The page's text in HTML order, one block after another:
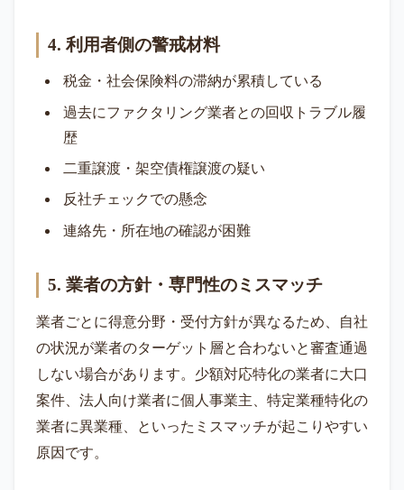
4. 利用者側の警戒材料
税金・社会保険料の滞納が累積している
過去にファクタリング業者との回収トラブル履
歴
二重譲渡・架空債権譲渡の疑い
反社チェックでの懸念
連絡先・所在地の確認が困難
5. 業者の方針・専門性のミスマッチ
業者ごとに得意分野・受付方針が異なるため、自社
の状況が業者のターゲット層と合わないと審査通過
しない場合があります。少額対応特化の業者に大口
案件、法人向け業者に個人事業主、特定業種特化の
業者に異業種、といったミスマッチが起こりやすい
原因です。